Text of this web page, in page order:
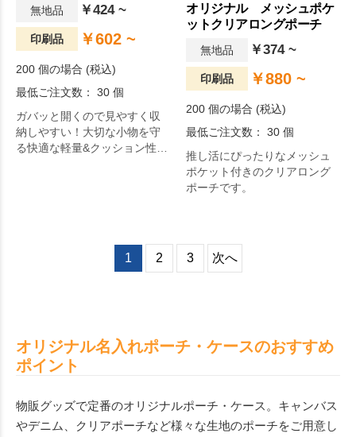
無地品 ￥424 ~
印刷品 ￥602 ~
200 個の場合 (税込)
最低ご注文数： 30 個
ガバッと開くので見やすく収
納しやすい！大切な小物を守
る快適な軽量&クッション性が
オリジナル メッシュポケ
ットクリアロングポーチ
無地品 ￥374 ~
印刷品 ￥880 ~
200 個の場合 (税込)
最低ご注文数： 30 個
推し活にぴったりなメッシュ
ポケット付きのクリアロング
ポーチです。
1 2 3 次へ
オリジナル名入れポーチ・ケースのおすすめ
ポイント
物販グッズで定番のオリジナルポーチ・ケース。キャンバス
やデニム、クリアポーチなど様々な生地のポーチをご用意し